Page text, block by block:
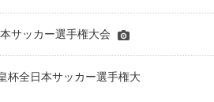
サッカー選手権大会
全日本サッカー選手権大